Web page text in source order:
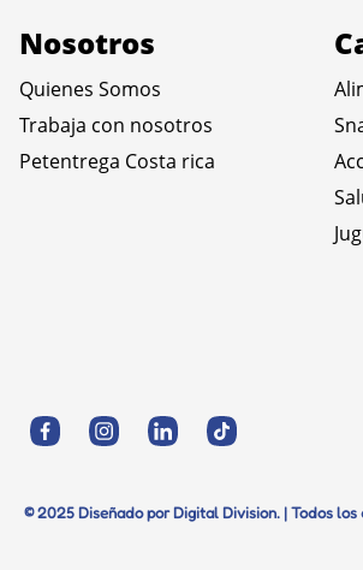
Nosotros
Quienes Somos
Trabaja con nosotros
Petentrega Costa rica
© 2025 Diseñado por Digital Division. | Todos